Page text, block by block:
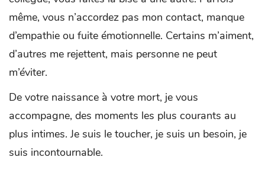
même, vous n’accordez pas mon contact, manque
d’empathie ou fuite émotionnelle. Certains m’aiment,
d’autres me rejettent, mais personne ne peut
m’éviter.
De votre naissance à votre mort, je vous
accompagne, des moments les plus courants au
plus intimes. Je suis le toucher, je suis un besoin, je
suis incontournable.